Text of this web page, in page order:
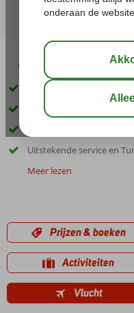
03:30 aug 33°C
Only Adult hotel; min.
Kleinschalig hotel met
Uitstekende service en
Meer lezen
Prijzen & boeken
Activiteiten
Vlucht